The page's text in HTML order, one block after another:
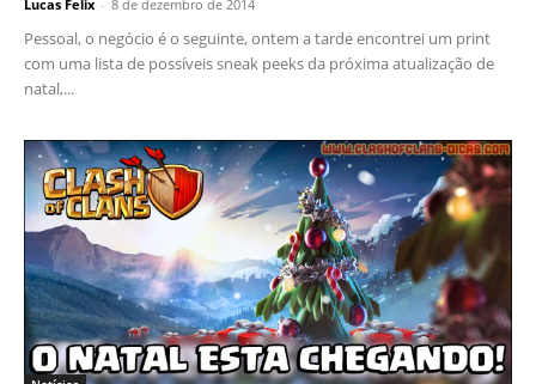
Lucas Felix - 8 de dezembro de 2014
Pessoal, o negócio é o seguinte, ontem a tarde encontrei um print
com uma lista de possíveis sneak peeks da próxima atualização de
natal,...